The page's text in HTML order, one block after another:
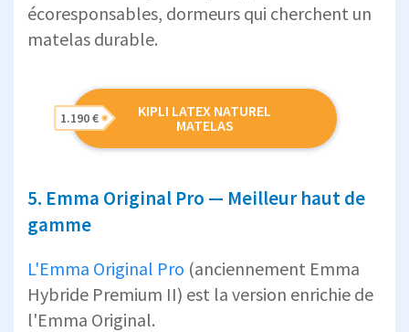
écoresponsables, dormeurs qui cherchent un
matelas durable.
KIPLI LATEX NATUREL
MATELAS
1.190 €
5. Emma Original Pro — Meilleur haut de
gamme
L'Emma Original Pro (anciennement Emma
Hybride Premium II) est la version enrichie de
l'Emma Original.